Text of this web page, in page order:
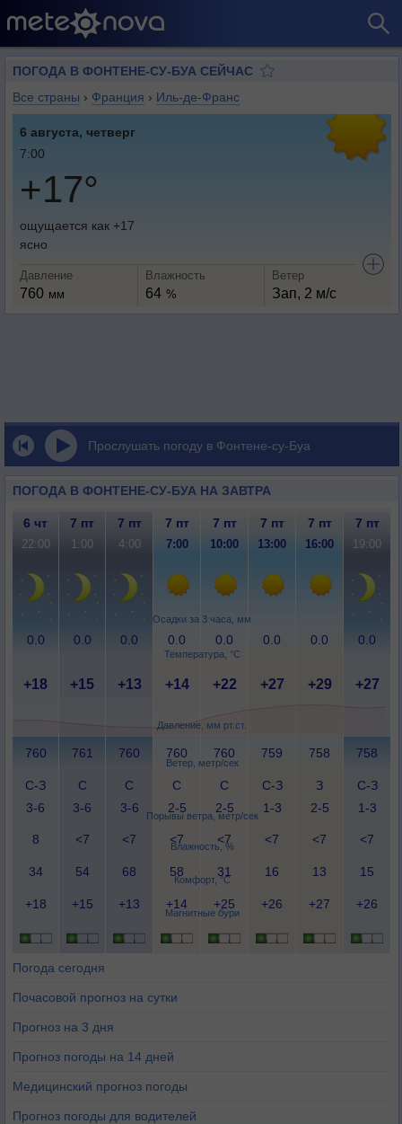
ПОГОДА В ФОНТЕНЕ-СУ-БУА СЕЙЧАС
Все страны › Франция › Иль-де-Франс
6 августа, четверг
7:00
+17°
ощущается как +17
ясно
Давление
760 мм
Влажность
64 %
Ветер
Зап, 2 м/с
Прослушать погоду в Фонтене-су-Буа
ПОГОДА В ФОНТЕНЕ-СУ-БУА НА ЗАВТРА
Осадки за 3 часа, мм
Температура, °C
Давление, мм рт.ст.
Ветер, метр/сек
Порывы ветра, метр/сек
Влажность, %
Комфорт, °C
Магнитные бури
6 чт 7 пт 7 пт 7 пт 7 пт 7 пт 7 пт 7 пт
22:00 1:00 4:00 7:00 10:00 13:00 16:00 19:00
0.0 0.0 0.0 0.0 0.0 0.0 0.0 0.0
+18 +15 +13 +14 +22 +27 +29 +27
760 761 760 760 760 759 758 758
С-З
3-6
С
3-6
С
3-6
С
2-5
С
2-5
С-З
1-3
З
2-5
С-З
1-3
8 <7 <7 <7 <7 <7 <7 <7
34 54 68 58 31 16 13 15
+18 +15 +13 +14 +25 +26 +27 +26
Погода сегодня
Почасовой прогноз на сутки
Прогноз на 3 дня
Прогноз погоды на 14 дней
Медицинский прогноз погоды
Прогноз погоды для водителей